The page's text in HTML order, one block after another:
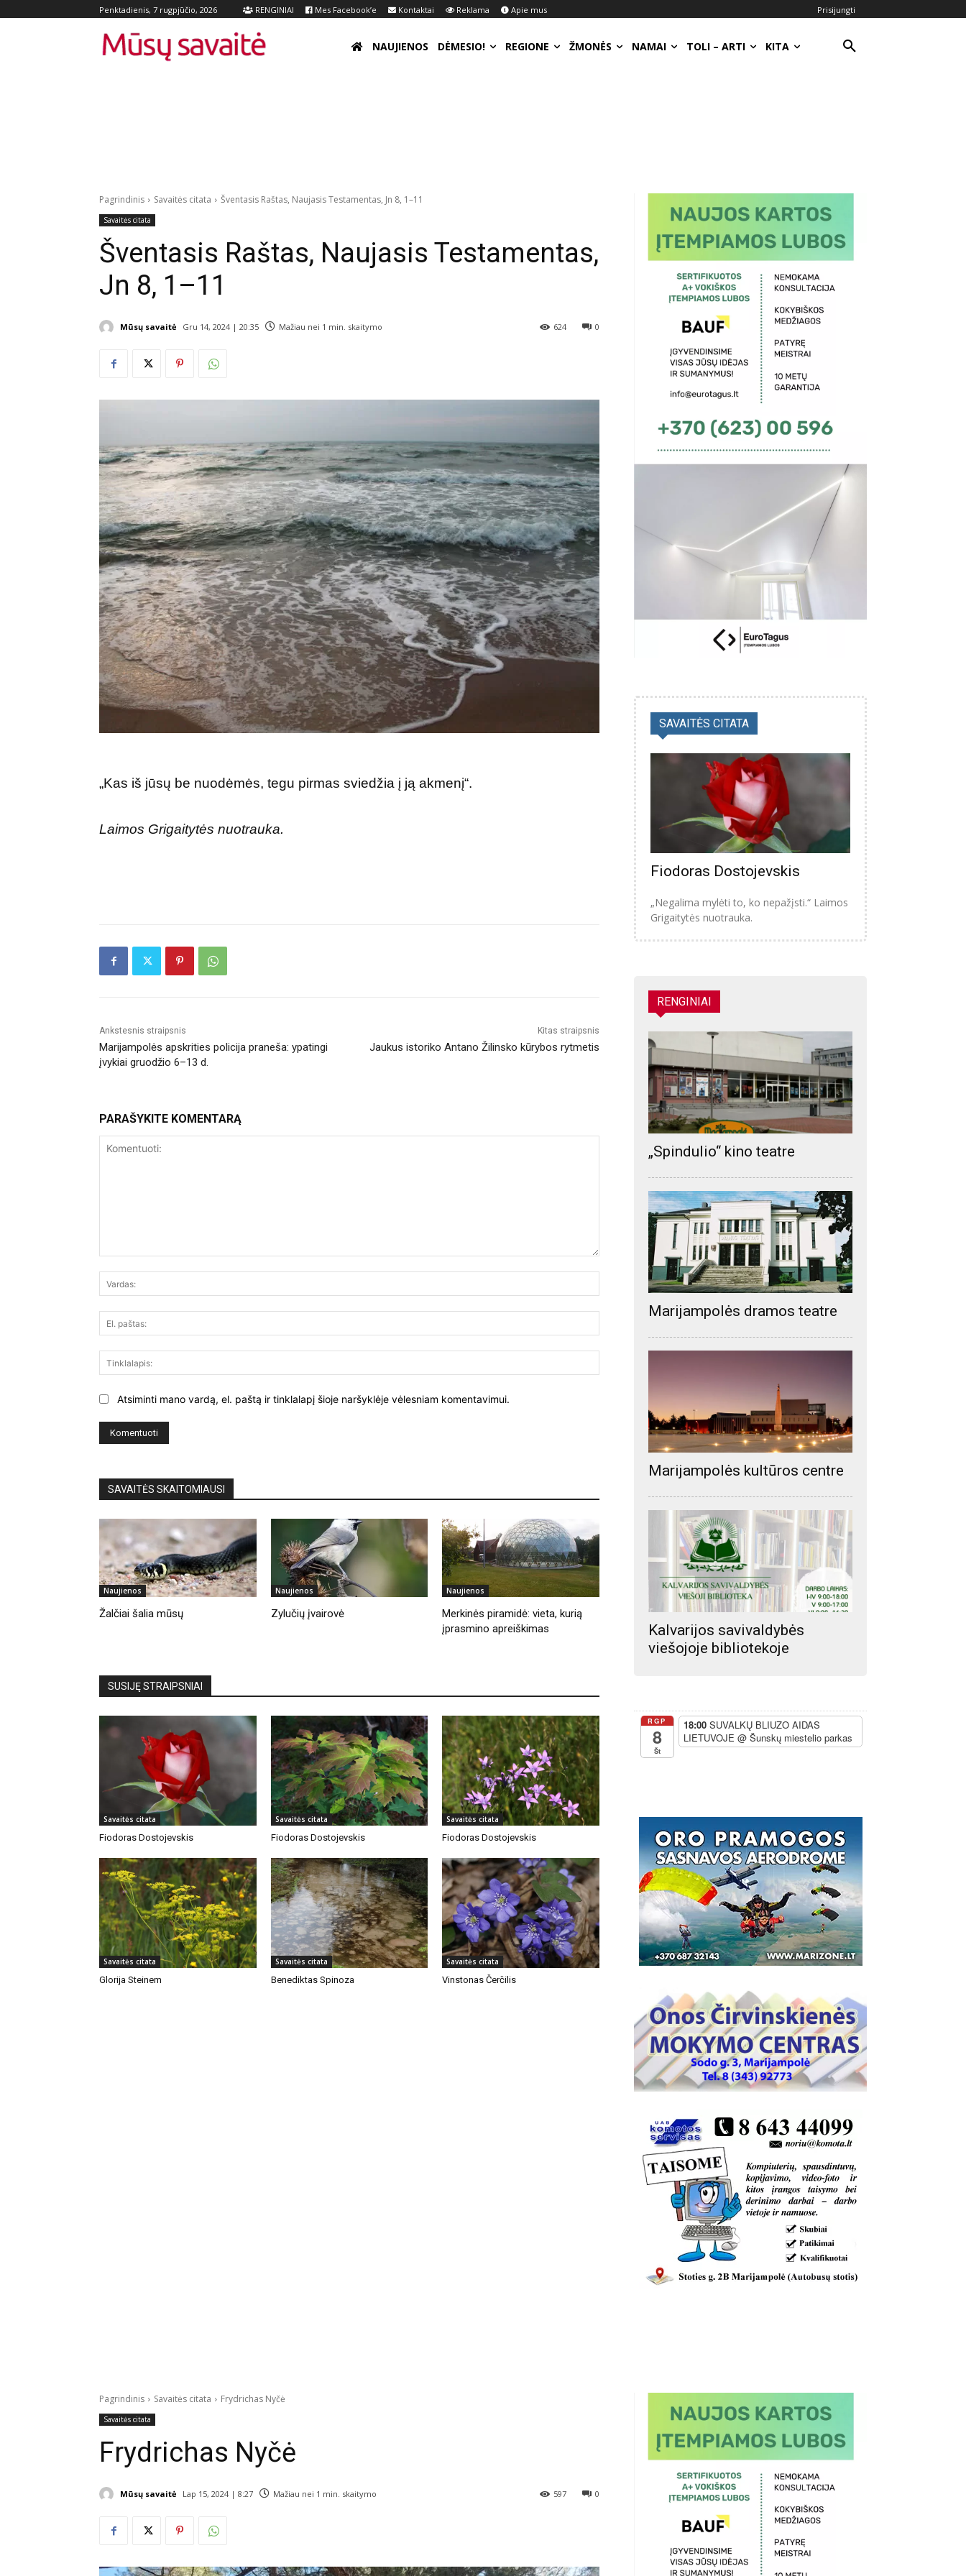
Penktadienis, 7 rugpjūčio, 2026 RENGINIAI Mes Facebook’e Kontaktai Reklama Apie mus Prisijungti
NAUJIENOS DĖMESIO! REGIONE ŽMONĖS NAMAI TOLI – ARTI KITA
Pagrindinis Savaitės citata Šventasis Raštas, Naujasis Testamentas, Jn 8, 1–11
Savaitės citata
Šventasis Raštas, Naujasis Testamentas,
Jn 8, 1–11
Mūsų savaitė Gru 14, 2024 | 20:35 Mažiau nei 1 min. skaitymo 0
624
„Kas iš jūsų be nuodėmės, tegu pirmas sviedžia į ją akmenį“.
Laimos Grigaitytės nuotrauka.
Ankstesnis straipsnis
Marijampolės apskrities policija praneša: ypatingi
įvykiai gruodžio 6–13 d.
Kitas straipsnis
Jaukus istoriko Antano Žilinsko kūrybos rytmetis
PARAŠYKITE KOMENTARĄ
paštas:
Atsiminti mano vardą, el. paštą ir tinklalapį šioje naršyklėje vėlesniam komentavimui.
SAVAITĖS SKAITOMIAUSI
Naujienos
Žalčiai šalia mūsų
Naujienos
Zylučių įvairovė
Naujienos
Merkinės piramidė: vieta, kurią
įprasmino apreiškimas
SUSIJĘ STRAIPSNIAI
Savaitės citata
Fiodoras Dostojevskis
Savaitės citata
Fiodoras Dostojevskis
Savaitės citata
Fiodoras Dostojevskis
Savaitės citata
Glorija Steinem
Savaitės citata
Benediktas Spinoza
Savaitės citata
Vinstonas Čerčilis
SAVAITĖS CITATA
Fiodoras Dostojevskis
„Negalima mylėti to, ko nepažįsti.“ Laimos
Grigaitytės nuotrauka.
RENGINIAI
„Spindulio“ kino teatre
Marijampolės dramos teatre
Marijampolės kultūros centre
Kalvarijos savivaldybės
viešojoje bibliotekoje
RGP
8
Št
18:00 SUVALKŲ BLIUZO AIDAS
LIETUVOJE @ Šunskų miestelio parkas